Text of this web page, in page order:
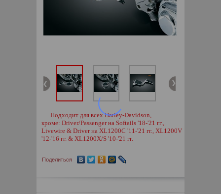
Подходит для всех Harley-Davidson,
кроме: Driver/Passenger на Softails '18-'21 гг.,
Livewire & Driver на XL1200C '11-'21 гг., XL1200V
'12-'16 гг. & XL1200X/S '10-'21 гг.
Поделиться